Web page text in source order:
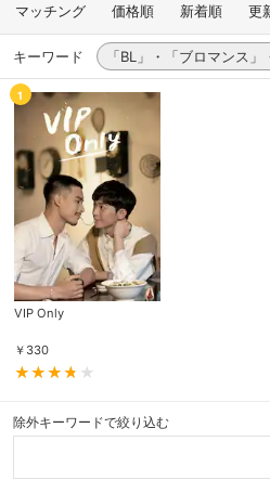
マッチング 価格順 新着順 更
キーワード 「BL」・「ブロマンス
1
VIP Only
￥ 330
除外キーワードで絞り込む